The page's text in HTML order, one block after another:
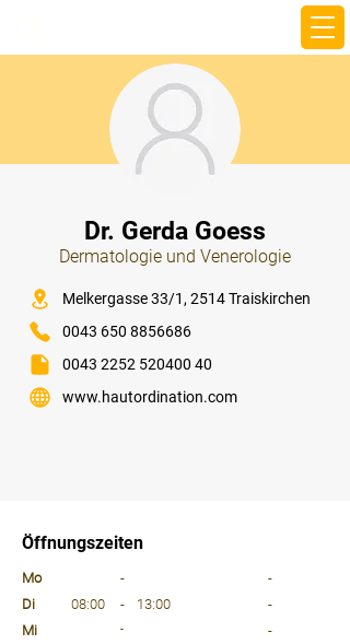
Dr. Gerda Goess
Dermatologie und Venerologie
Melkergasse 33/1, 2514 Traiskirchen
0043 650 8856686
0043 2252 520400 40
www.hautordination.com
Öffnungszeiten
Mo
-
-
Di
08:00 - 13:00
-
Mi
-
-